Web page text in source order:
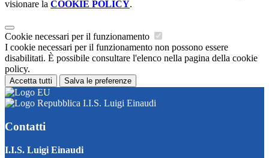
visionare la COOKIE POLICY.
Cookie necessari per il funzionamento
I cookie necessari per il funzionamento non possono essere
disabilitati. È possibile consultare l'elenco nella pagina della cookie
policy.
Accetta tutti Salva le preferenze
I.I.S. Luigi Einaudi
Contatti
I.I.S. Luigi Einaudi